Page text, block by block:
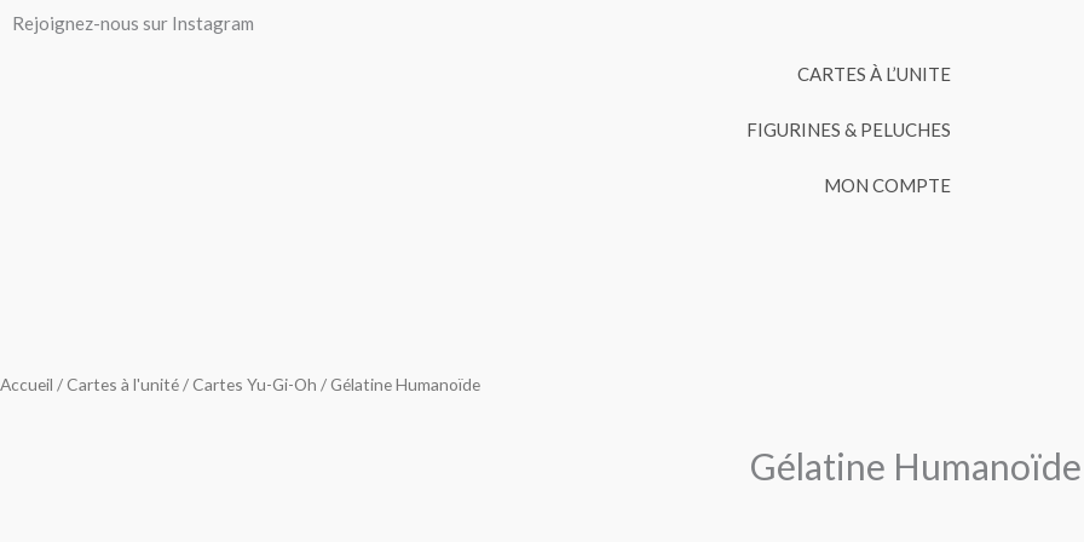
Aller
Rejoignez-nous sur Instagram
CARTES À L’UNITE
FIGURINES & PELUCHES
MON COMPTE
Accueil /Cartes à l'unité/Cartes Yu-Gi-Oh / Gélatine Humanoïde
Gélatine Humanoïde